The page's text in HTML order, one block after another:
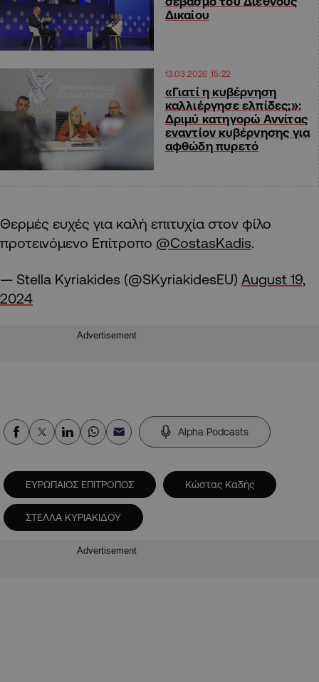
Δικαίου
13.03.2026 15:22
«Γιατί η κυβέρνηση
καλλιέργησε ελπίδες;»:
Δριμύ κατηγορώ Αννίτας
εναντίον κυβέρνησης για
αφθώδη πυρετό
Θερμές ευχές για καλή επιτυχία στον φίλο
προτεινόμενο Επίτροπο @CostasKadis.
— Stella Kyriakides (@SKyriakidesEU) August 19,
2024
Advertisement
Alpha Podcasts
ΕΥΡΩΠΑΙΟΣ ΕΠΙΤΡΟΠΟΣ Κώστας Καδής
ΣΤΕΛΛΑ ΚΥΡΙΑΚΙΔΟΥ
Advertisement